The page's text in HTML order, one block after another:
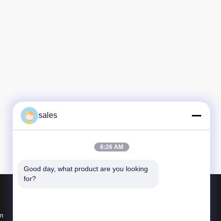
sales
6:26 AM
Good day, what product are you looking
for?